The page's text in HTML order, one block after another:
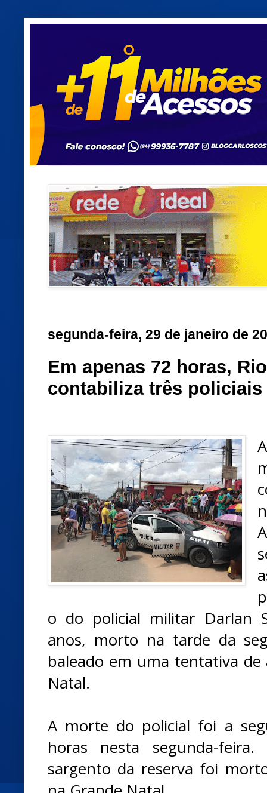
segunda-feira, 29 de janeiro de
Em apenas 72 horas,
contabiliza três
o do policial militar Darlan
anos, morto na tarde da
baleado em uma tentativa
Natal.
A morte do policial foi a
horas nesta segunda-
sargento da reserva foi